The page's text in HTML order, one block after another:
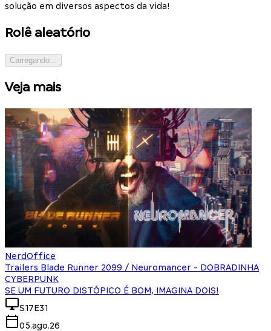
solução em diversos aspectos da vida!
Rolê aleatório
Carregando...
Veja mais
NerdOffice
Trailers Blade Runner 2099 / Neuromancer - DOBRADINHA
CYBERPUNK
SE UM FUTURO DISTÓPICO É BOM, IMAGINA DOIS!
S17E31
05.ago.26